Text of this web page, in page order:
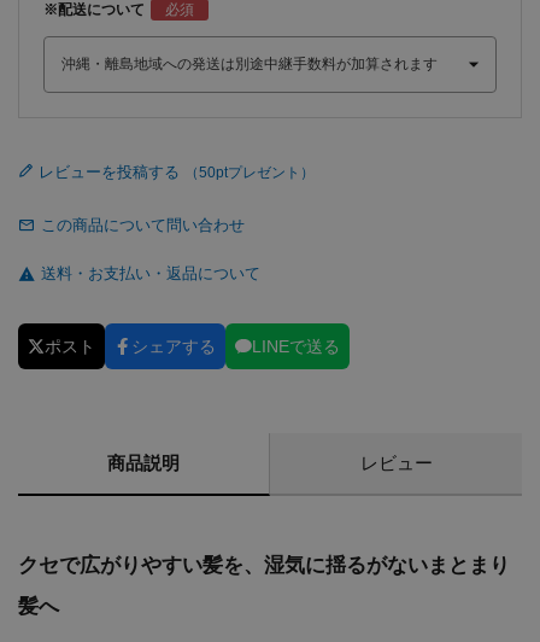
※配送について
レビューを投稿する
この商品について問い合わせ
送料・お支払い・返品について
ポスト シェアする LINEで送る
商品説明 レビュー
クセで広がりやすい髪を、湿気に揺るがないまとまり
髪へ